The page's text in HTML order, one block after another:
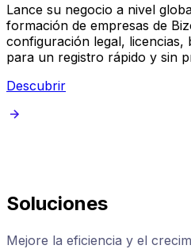
Lance su negocio a nivel
formación de empresas de
configuración legal, licencias,
para un registro rápido y sin
Descubrir
Soluciones
Mejore la eficiencia y el